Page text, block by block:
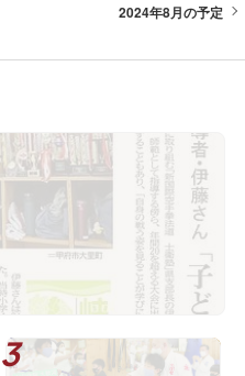
2024年8月の予定